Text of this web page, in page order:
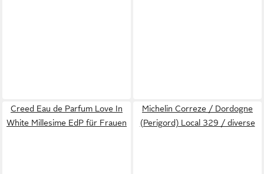
Creed Eau de Parfum Love In
White Millesime EdP für Frauen
Michelin Correze / Dordogne
(Perigord) Local 329 / diverse